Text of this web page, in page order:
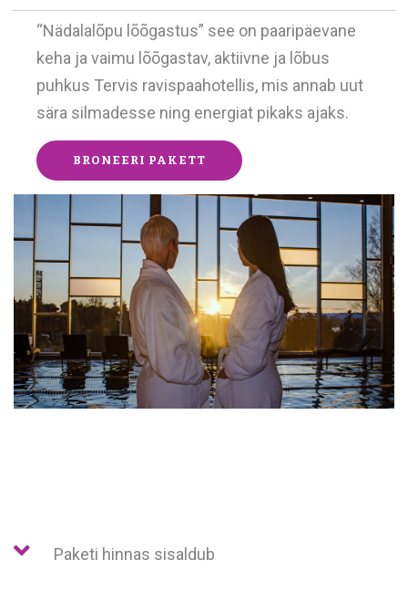
“Nädalalõpu lõõgastus” see on paaripäevane
keha ja vaimu lõõgastav, aktiivne ja lõbus
puhkus Tervis ravispaahotellis, mis annab uut
sära silmadesse ning energiat pikaks ajaks.
BRONEERI PAKETT
Paketi hinnas sisaldub